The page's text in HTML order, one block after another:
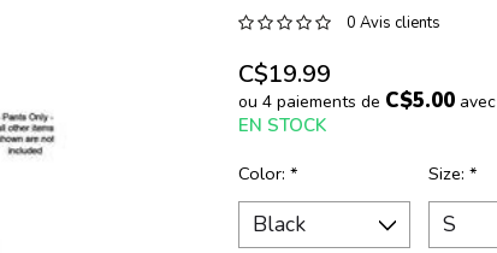
0 Avis clients
C$19.99
ou 4 paiements de C$5.00avec
EN STOCK
Color: * Size:*